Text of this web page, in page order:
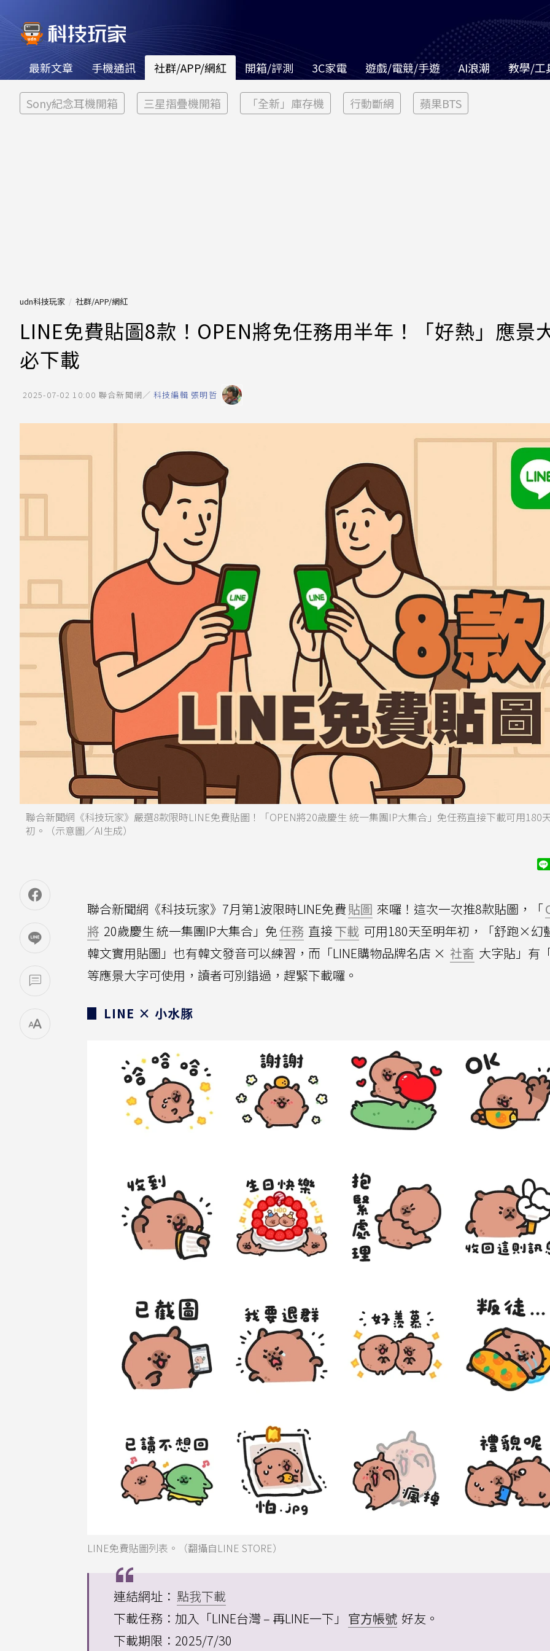
最新文章 手機通訊 社群/APP/網紅 開箱/評測 3C家電 遊戲/電競/手遊 AI浪潮 教學/工
Sony紀念耳機開箱 三星摺疊機開箱 「全新」庫存機 行動斷網 蘋果BTS
udn科技玩家 社群/APP/網紅
LINE免費貼圖8款！OPEN將免任務用半年！「好熱」應景
必下載
2025-07-02 10:00 聯合新聞網／ 科技編輯 張明哲
聯合新聞網《科技玩家》嚴選8款限時LINE免費貼圖！「OPEN將20歲慶生 統一集團IP大集合」免任務直接下載可用180
初。（示意圖／AI生成）
聯合新聞網《科技玩家》7月第1波限時LINE免費貼圖 來囉！這次一次推8款貼圖，「
將 20歲慶生 統一集團IP大集合」免任務 直接下載 可用180天至明年初，「舒跑×幻
韓文實用貼圖」也有韓文發音可以練習，而「LINE購物品牌名店 × 社畜 大字貼」有
等應景大字可使用，讀者可別錯過，趕緊下載囉。
▊ LINE × 小水豚
LINE免費貼圖列表。（翻攝自LINE STORE）
連結網址： 點我下載
下載任務：加入「LINE台灣 – 再LINE一下」 官方帳號 好友。
下載期限：2025/7/30